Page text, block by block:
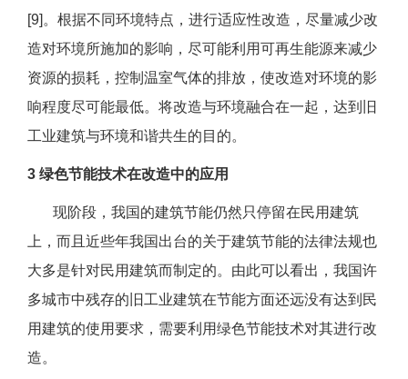
[9]。根据不同环境特点，进行适应性改造，尽量减少改
造对环境所施加的影响，尽可能利用可再生能源来减少
资源的损耗，控制温室气体的排放，使改造对环境的影
响程度尽可能最低。将改造与环境融合在一起，达到旧
工业建筑与环境和谐共生的目的。
3 绿色节能技术在改造中的应用
现阶段，我国的建筑节能仍然只停留在民用建筑
上，而且近些年我国出台的关于建筑节能的法律法规也
大多是针对民用建筑而制定的。由此可以看出，我国许
多城市中残存的旧工业建筑在节能方面还远没有达到民
用建筑的使用要求，需要利用绿色节能技术对其进行改
造。